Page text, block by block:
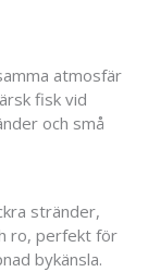
atmosfär
fisk vid
och små
stränder,
ro, perfekt för
bykänsla.